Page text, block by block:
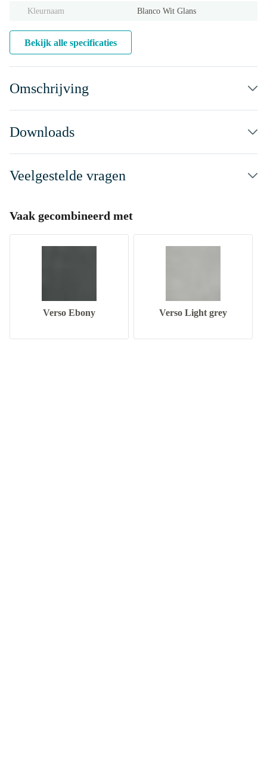
Kleurnaam Blanco Wit Glans
Bekijk alle specificaties
Omschrijving
Downloads
Veelgestelde vragen
Vaak gecombineerd met
Verso Ebony Verso Light grey